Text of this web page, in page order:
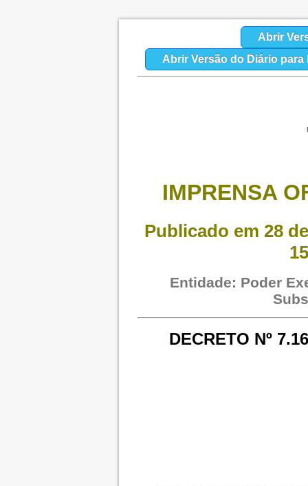
Abrir
Abrir Versão do Diário para
IMPRENSA
Publicado em 28
Entidade: Poder
DECRETO Nº